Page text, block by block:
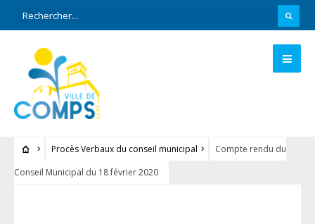
Procès Verbaux du conseil municipal
Compte rendu du
Conseil Municipal du 18 février 2020